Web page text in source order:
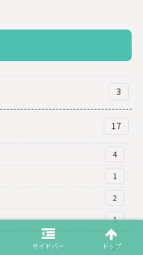
3
17
4
1
2
1
86
サイドバー トップ